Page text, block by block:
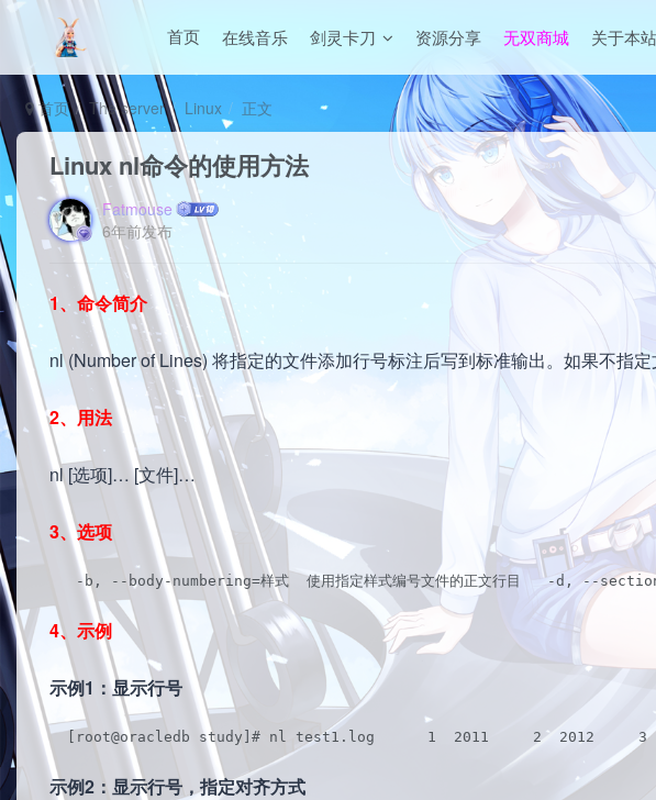
首页 在线音乐 剑灵卡刀 资源分享 无双商城 关于本站
首页 The server Linux 正文
Linux nl命令的使用方法
Fatmouse
6年前发布
1、命令简介
nl (Number of Lines) 将指定的文件添加行号标注后写到标准输出。如果不指定
2、用法
nl [选项]… [文件]…
3、选项
-b, --body-numbering=样式  使用指定样式编号文件的正文行目   -d, --
4、示例
示例1：显示行号
[root@oracledb study]# nl test1.log      1  2011     2  2012
示例2：显示行号，指定对齐方式